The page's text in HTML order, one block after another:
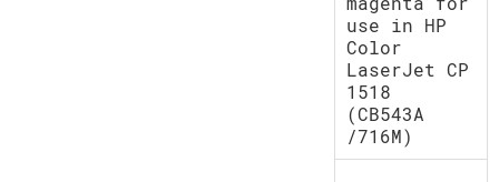
use in HP
Color
LaserJet CP
1518
(CB543A
/716M)